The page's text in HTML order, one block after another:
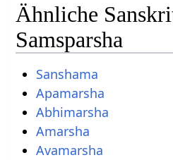
Ähnliche
Samsparsha
Sanshama
Apamarsha
Abhimarsha
Amarsha
Avamarsha